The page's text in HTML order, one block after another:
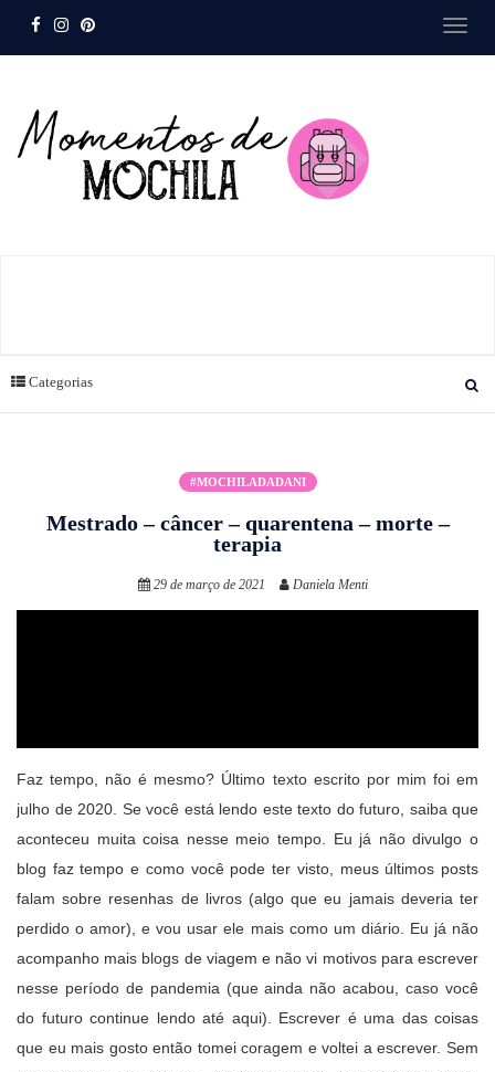
Categorias
#MOCHILADADANI
Mestrado – câncer – quarentena – morte –
terapia
29 de março de 2021 Daniela Menti
Faz tempo, não é mesmo? Último texto escrito por mim foi em
julho de 2020. Se você está lendo este texto do futuro, saiba que
aconteceu muita coisa nesse meio tempo. Eu já não divulgo o
blog faz tempo e como você pode ter visto, meus últimos posts
falam sobre resenhas de livros (algo que eu jamais deveria ter
perdido o amor), e vou usar ele mais como um diário. Eu já não
acompanho mais blogs de viagem e não vi motivos para escrever
nesse período de pandemia (que ainda não acabou, caso você
do futuro continue lendo até aqui). Escrever é uma das coisas
que eu mais gosto então tomei coragem e voltei a escrever. Sem